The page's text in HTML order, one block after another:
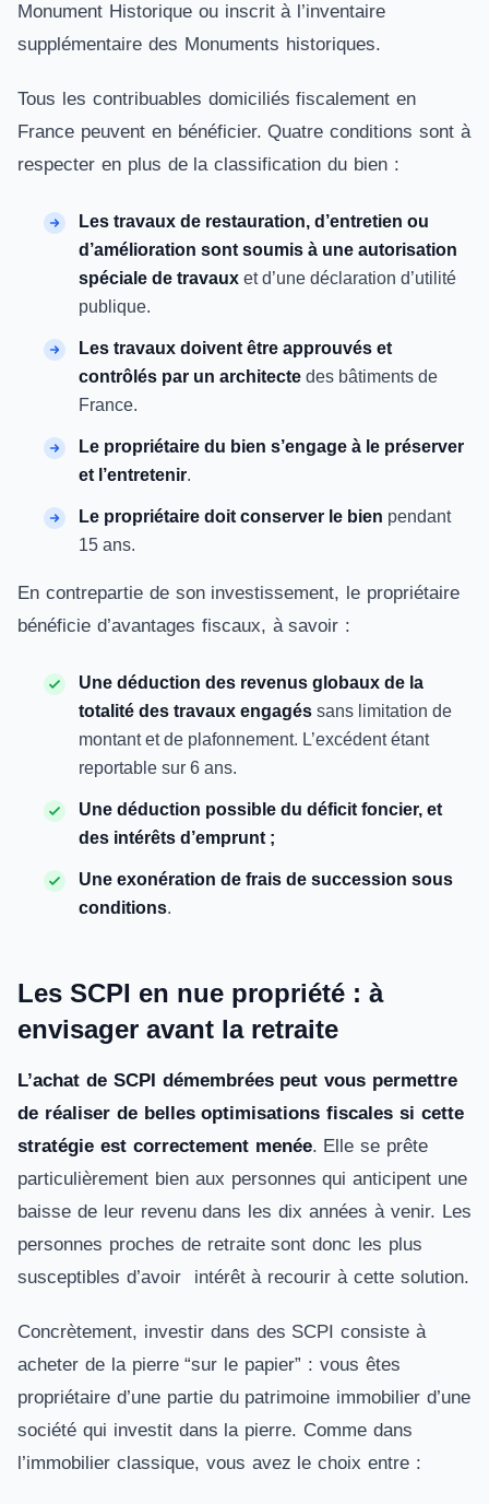
Monument Historique ou inscrit à l’inventaire
supplémentaire des Monuments historiques.
Tous les contribuables domiciliés fiscalement en
France peuvent en bénéficier. Quatre conditions sont à
respecter en plus de la classification du bien :
Les travaux de restauration, d’entretien ou
d’amélioration sont soumis à une autorisation
spéciale de travaux et d’une déclaration d’utilité
publique.
Les travaux doivent être approuvés et
contrôlés par un architecte des bâtiments de
France.
Le propriétaire du bien s’engage à le préserver
et l’entretenir.
Le propriétaire doit conserver le bien pendant
15 ans.
En contrepartie de son investissement, le propriétaire
bénéficie d’avantages fiscaux, à savoir :
Une déduction des revenus globaux de la
totalité des travaux engagés sans limitation de
montant et de plafonnement. L’excédent étant
reportable sur 6 ans.
Une déduction possible du déficit foncier, et
des intérêts d’emprunt ;
Une exonération de frais de succession sous
conditions.
Les SCPI en nue propriété : à
envisager avant la retraite
L’achat de SCPI démembrées peut vous permettre
de réaliser de belles optimisations fiscales si cette
stratégie est correctement menée. Elle se prête
particulièrement bien aux personnes qui anticipent une
baisse de leur revenu dans les dix années à venir. Les
personnes proches de retraite sont donc les plus
susceptibles d’avoir intérêt à recourir à cette solution.
Concrètement, investir dans des SCPI consiste à
acheter de la pierre “sur le papier” : vous êtes
propriétaire d’une partie du patrimoine immobilier d’une
société qui investit dans la pierre. Comme dans
l’immobilier classique, vous avez le choix entre :